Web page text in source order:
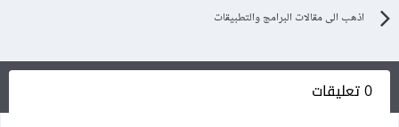
اذهب الى مقالات البرامج والتطبيقات
0 تعليقات